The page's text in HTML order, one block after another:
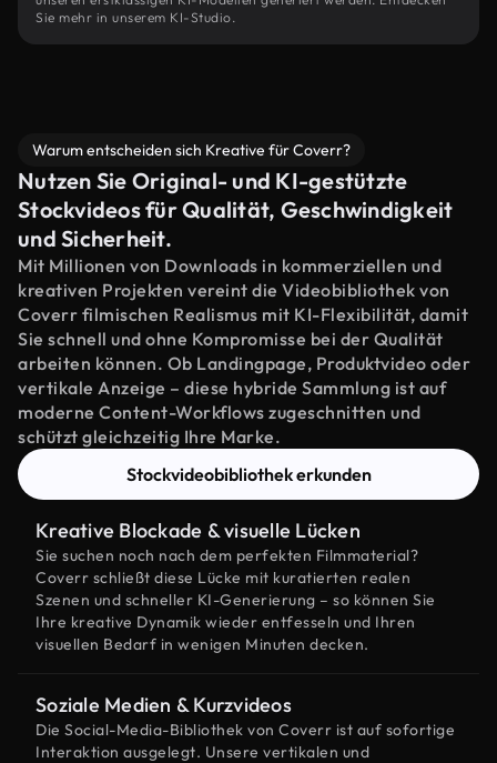
Sie mehr in unserem KI-Studio.
Warum entscheiden sich Kreative für Coverr?
Nutzen Sie Original- und KI-gestützte
Stockvideos für Qualität, Geschwindigkeit
und Sicherheit.
Mit Millionen von Downloads in kommerziellen und
kreativen Projekten vereint die Videobibliothek von
Coverr filmischen Realismus mit KI-Flexibilität, damit
Sie schnell und ohne Kompromisse bei der Qualität
arbeiten können. Ob Landingpage, Produktvideo oder
vertikale Anzeige – diese hybride Sammlung ist auf
moderne Content-Workflows zugeschnitten und
schützt gleichzeitig Ihre Marke.
Stockvideobibliothek erkunden
Kreative Blockade & visuelle Lücken
Sie suchen noch nach dem perfekten Filmmaterial?
Coverr schließt diese Lücke mit kuratierten realen
Szenen und schneller KI-Generierung – so können Sie
Ihre kreative Dynamik wieder entfesseln und Ihren
visuellen Bedarf in wenigen Minuten decken.
Soziale Medien & Kurzvideos
Die Social-Media-Bibliothek von Coverr ist auf sofortige
Interaktion ausgelegt. Unsere vertikalen und